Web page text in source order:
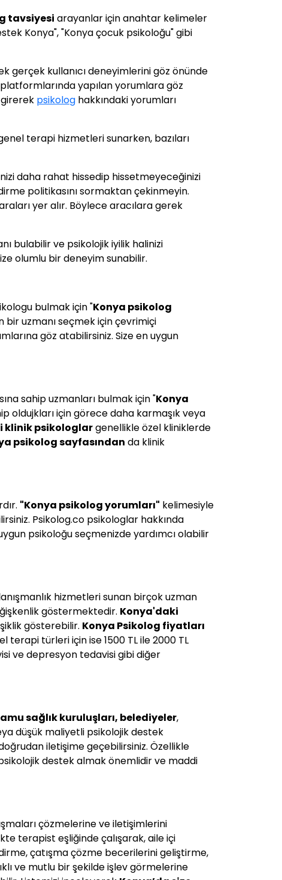
tavsiyesi arayanlar için anahtar kelimeler
Konya", "Konya çocuk psikoloğu" gibi
gerçek kullanıcı deneyimlerini göz önünde
yapılan yorumlara göz
girerek psikolog hakkındaki yorumları
terapi hizmetleri sunarken, bazıları
daha rahat hissedip hissetmeyeceğinizi
politikasını sormaktan çekinmeyin.
yer alır. Böylece aracılara gerek
bulabilir ve psikolojik iyilik halinizi
olumlu bir deneyim sunabilir.
bulmak için " Konya psikolog
bir uzmanı seçmek için çevrimiçi
göz atabilirsiniz. Size en uygun
sahip uzmanları bulmak için "
Konya
oldujkları için görece daha karmaşık veya
klinik psikologlar genellikle özel kliniklerde
psikolog sayfasından da klinik
" Konya psikolog yorumları" kelimesiyle
Psikolog.co psikologlar hakkında
psikoloğu seçmenizde yardımcı olabilir
hizmetleri sunan birçok uzman
göstermektedir. Konya'daki
gösterebilir. Konya Psikolog fiyatları
terapi türleri için ise 1500 TL ile 2000 TL
ve depresyon tedavisi gibi diğer
sağlık kuruluşları, belediyeler,
düşük maliyetli psikolojik destek
iletişime geçebilirsiniz. Özellikle
destek almak önemlidir ve maddi
çözmelerine ve iletişimlerini
terapist eşliğinde çalışarak, aile içi
çatışma çözme becerilerini geliştirme,
ve mutlu bir şekilde işlev görmelerine